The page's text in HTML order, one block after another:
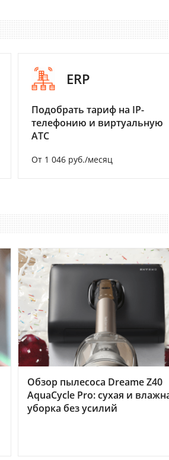
ERP
Подобрать тариф на IP-
телефонию и виртуальную
АТС
От 1 046 руб./месяц
Обзор пылесоса Dreame Z40
AquaCycle Pro: сухая и
уборка без усилий